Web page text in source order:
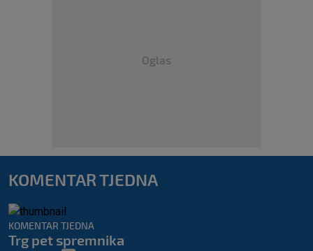
Oglas
KOMENTAR TJEDNA
KOMENTAR TJEDNA
Trg pet spremnika